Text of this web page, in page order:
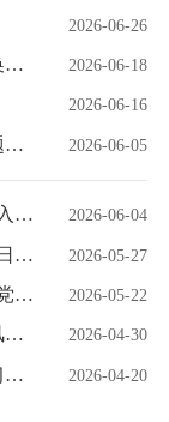
2026-06-26
2026-06-18
2026-06-16
2026-06-05
神 2026-06-04
2026-05-27
2026-05-22
2026-04-30
2026-04-20